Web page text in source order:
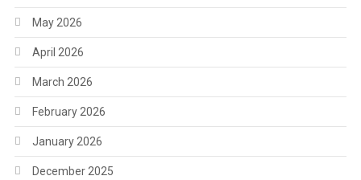
May 2026
April 2026
March 2026
February 2026
January 2026
December 2025